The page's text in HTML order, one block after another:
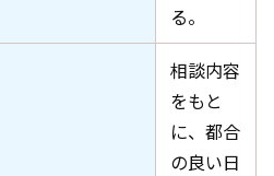
る。
相談内容
をもと
に、都合
の良い日